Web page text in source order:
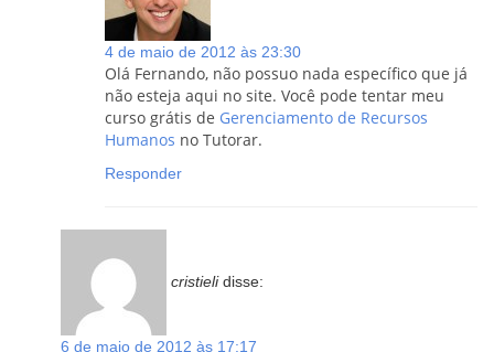
4 de maio de 2012 às 23:30
Olá Fernando, não possuo nada específico que já
não esteja aqui no site. Você pode tentar meu
curso grátis de Gerenciamento de Recursos
Humanos no Tutorar.
Responder
cristieli disse:
6 de maio de 2012 às 17:17